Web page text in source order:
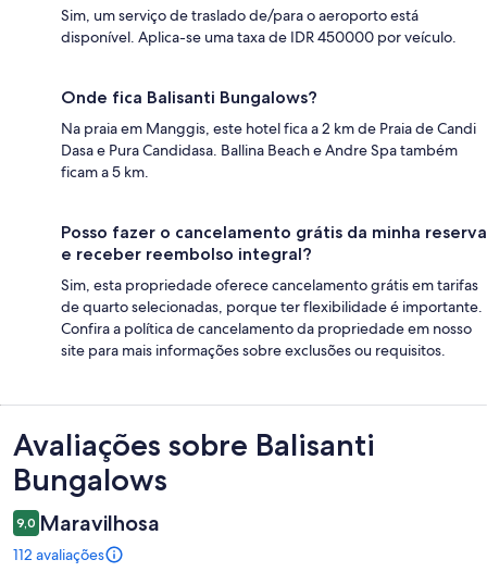
Sim, um serviço de traslado de/para o aeroporto está
disponível. Aplica-se uma taxa de IDR 450000 por veículo.
Onde fica Balisanti Bungalows?
Na praia em Manggis, este hotel fica a 2 km de Praia de Candi
Dasa e Pura Candidasa. Ballina Beach e Andre Spa também
ficam a 5 km.
Posso fazer o cancelamento grátis da minha reserva
e receber reembolso integral?
Sim, esta propriedade oferece cancelamento grátis em tarifas
de quarto selecionadas, porque ter flexibilidade é importante.
Confira a política de cancelamento da propriedade em nosso
site para mais informações sobre exclusões ou requisitos.
Avaliações
Avaliações sobre Balisanti
Bungalows
9,0 Maravilhosa
112 avaliações